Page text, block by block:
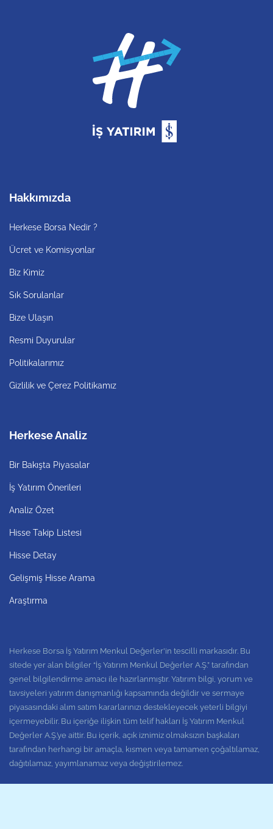
Hakkımızda
Herkese Borsa Nedir ?
Ücret ve Komisyonlar
Biz Kimiz
Sık Sorulanlar
Bize Ulaşın
Resmi Duyurular
Politikalarımız
Gizlilik ve Çerez Politikamız
Herkese Analiz
Bir Bakışta Piyasalar
İş Yatırım Önerileri
Analiz Özet
Hisse Takip Listesi
Hisse Detay
Gelişmiş Hisse Arama
Araştırma
Herkese Borsa İş Yatırım Menkul Değerler'in tescilli markasıdır. Bu
sitede yer alan bilgiler “İş Yatırım Menkul Değerler A.Ş.” tarafından
genel bilgilendirme amacı ile hazırlanmıştır. Yatırım bilgi, yorum ve
tavsiyeleri yatırım danışmanlığı kapsamında değildir ve sermaye
piyasasındaki alım satım kararlarınızı destekleyecek yeterli bilgiyi
içermeyebilir. Bu içeriğe ilişkin tüm telif hakları İş Yatırım Menkul
Değerler A.Ş.’ye aittir. Bu içerik, açık iznimiz olmaksızın başkaları
tarafından herhangi bir amaçla, kısmen veya tamamen çoğaltılamaz,
dağıtılamaz, yayımlanamaz veya değiştirilemez.